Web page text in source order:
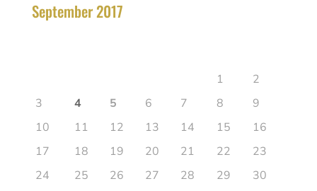
September 2017
1
2
3
4 5 6 7 8
9
10
11 12 13 14 15
16
17
18 19 20 21 22
23
24
25 26 27 28 29
30